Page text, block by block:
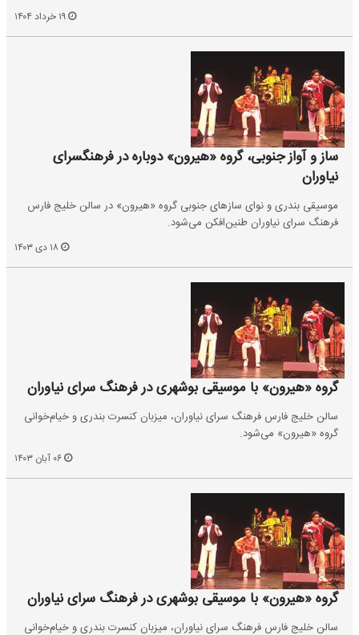
ساز و آواز جنوبی، گروه «هیرون» دوباره در فرهنگسرای
نیاوران
موسیقی بندری و نوای سازهای جنوبی گروه «هیرون» در سالن خلیج فارس
فرهنگ سرای نیاوران طنین‌افکن می‌شود.
گروه «هیرون» با موسیقی بوشهری در فرهنگ سرای نیاوران
سالن خلیج فارس فرهنگ سرای نیاوران، میزبان کنسرت بندری و خیام‌خوانی
گروه «هیرون» می‌شود.
گروه «هیرون» با موسیقی بوشهری در فرهنگ سرای نیاوران
سالن خلیج فارس فرهنگ سرای نیاوران، میزبان کنسرت بندری و خیام‌خوانی